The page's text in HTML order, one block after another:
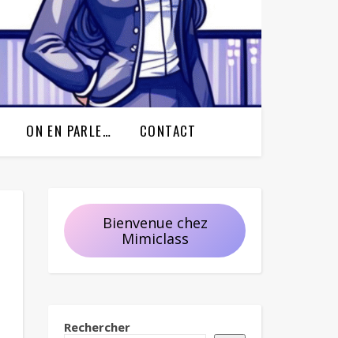
ON EN PARLE… CONTACT
Bienvenue chez
Mimiclass
Rechercher